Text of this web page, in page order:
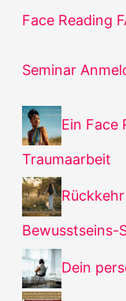
Face Reading
Seminar
Ein Face
Traumaarbeit
Bewusstseins-
Dein